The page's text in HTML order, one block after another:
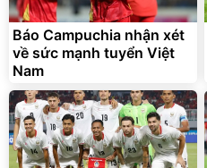
Báo Campuchia nhận xét
về sức mạnh tuyển Việt
Nam